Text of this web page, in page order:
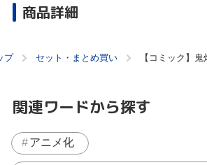
商品詳細
プ セット・まとめ買い 【コミック】
関連ワードから探す
アニメ化